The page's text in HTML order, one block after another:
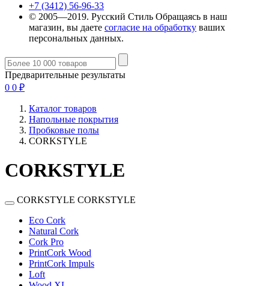
+7 (3412) 56-96-33
© 2005—2019. Русский Стиль Обращаясь в наш
магазин, вы даете согласие на обработку ваших
персональных данных.
Предварительные результаты
0 0 ₽
Каталог товаров
Напольные покрытия
Пробковые полы
CORKSTYLE
CORKSTYLE
CORKSTYLE CORKSTYLE
Eco Cork
Natural Cork
Cork Pro
PrintCork Wood
PrintCork Impuls
Loft